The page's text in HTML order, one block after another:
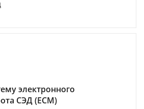
электронного
СЭД (ECM)